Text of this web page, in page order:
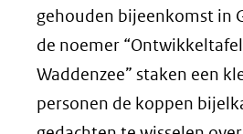
gehouden bijeenkomst in
de noemer
Waddenzee” staken een
personen de koppen